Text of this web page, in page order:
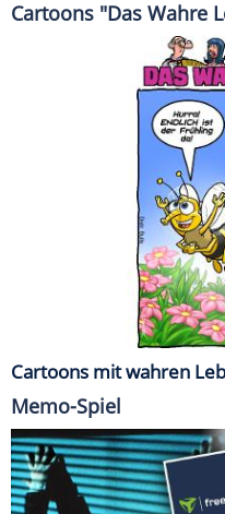
Cartoons "Das Wahre
Cartoons mit wahren
Memo-Spiel